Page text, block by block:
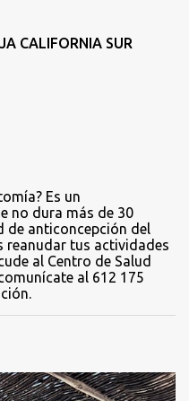
CALIFORNIA SUR
Es un
no dura más de 30
de anticoncepción del
reanudar tus actividades
al Centro de Salud
al 612 175